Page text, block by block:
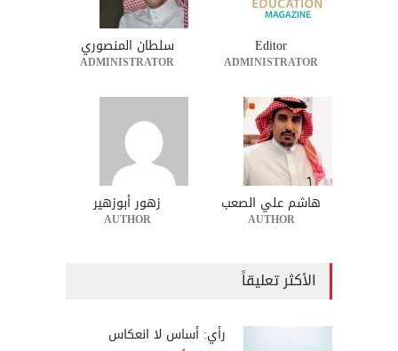
Editor
ADMINISTRATOR
سلطان المنصوري
ADMINISTRATOR
هاشم علي الصعب
AUTHOR
زهور أبوزهير
AUTHOR
الأكثر تعليقاً
رأي: أساس لا انعكاس